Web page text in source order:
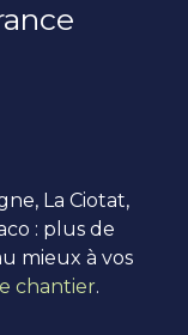
La Ciotat,
: plus de
mieux à vos
chantier.